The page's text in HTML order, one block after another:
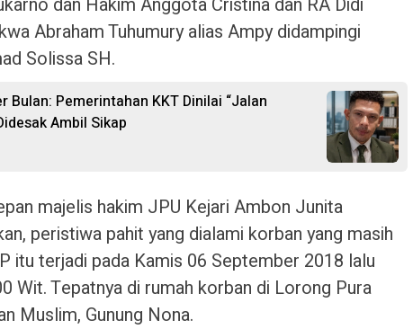
Abraham Tuhumury alias Ampy didampingi
Solissa SH.
Bulan: Pemerintahan KKT Dinilai “Jalan
Ambil Sikap
majelis hakim JPU Kejari Ambon Junita
peristiwa pahit yang dialami korban yang masih
itu terjadi pada Kamis 06 September 2018 lalu
Wit. Tepatnya di rumah korban di Lorong Pura
Muslim, Gunung Nona.